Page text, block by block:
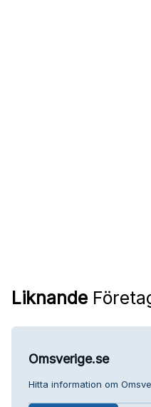
Liknande
Omsverige.se
Hitta information om